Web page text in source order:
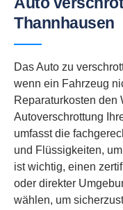
Thannhausen
Das Auto zu
wenn ein Fahrzeug
Reparaturkosten den
Autoverschrottung
umfasst die
und Flüssigkeiten,
ist wichtig, einen
oder direkter
wählen, um